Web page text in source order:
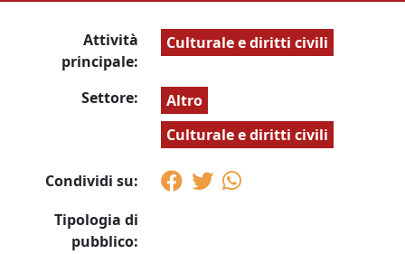
Attività
principale:
Culturale e diritti civili
Settore:
Altro
Culturale e diritti civili
Condividi su:
Tipologia di
pubblico: